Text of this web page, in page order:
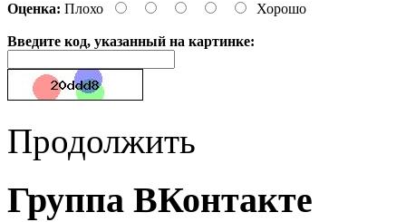
Оценка: Плохо Хорошо
Введите код, указанный на картинке:
Продолжить
Группа ВКонтакте